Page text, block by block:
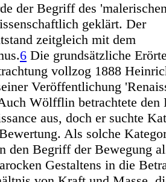
der Begriff des
geklärt. Der
zeitgleich mit dem
6 Die grundsätzliche
vollzog 1888
Veröffentlichung
Wölfflin betrachtete den
aus, doch er suchte
Als solche
den Begriff der Bewegung
Gestaltens in die